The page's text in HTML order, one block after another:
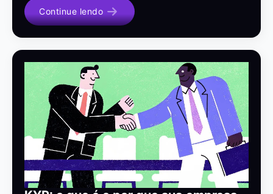
Continue lendo